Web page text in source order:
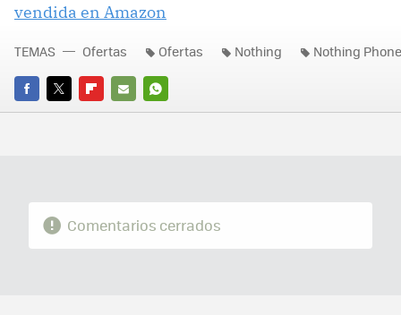
vendida en Amazon
FACEBOOK
TWITTERFLIPBOARD
E-
WHATSAPP
TEMAS Ofertas Ofertas Nothing Nothing Phone
Comentarios cerrados